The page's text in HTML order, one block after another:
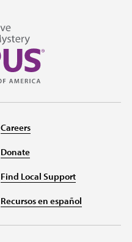
Careers
Donate
Find Local Support
Recursos en español